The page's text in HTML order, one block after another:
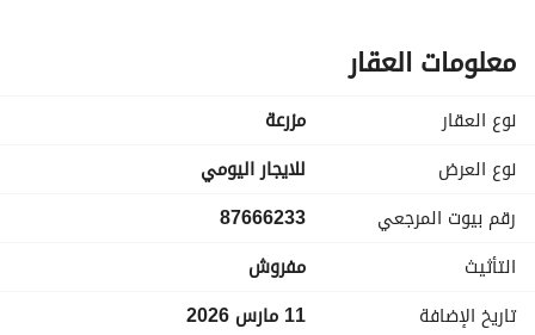
***ملاحظات***
- يوجد سماعات حفلات( بسعر مناسب )
رجال او نساء ) او غيرها حسب التوفر .
ذكرى الزواج ) او غيرها حسب التوفر.
- يوجد في المزرعه ذبايح مع امكانية الذبح .
بالكاميرات خارجيا.
معلومات العقار
نوع العقار
مزرعة
نوع العرض
للايجار اليومي
رقم بيوت المرجعي
87666233
التأثيث
مفروش
تاريخ الإضافة
11 مارس 2026